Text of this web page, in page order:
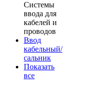
Системы
ввода для
кабелей и
проводов
Ввод
кабельный/
сальник
Показать
все